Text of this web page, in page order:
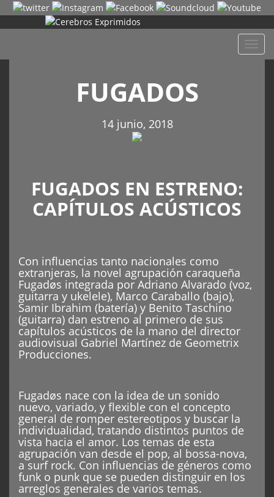
FUGADOS
14 junio, 2018
FUGADOS EN ESTRENO:
CAPÍTULOS ACÚSTICOS
Con influencias tanto nacionales como
extranjeras, la novel agrupación caraqueña
Fugadøs integrada por Adriano Alvarado (voz,
guitarra y ukelele), Marco Caraballo (bajo),
Samir Ibrahim (batería) y Benito Taschino
(guitarra) dan estreno al primero de sus
capítulos acústicos de la mano del director
audiovisual Gabriel Martínez de Geometrix
Producciones.
Fugadøs nace con la idea de un sonido
nuevo, variado, y flexible con el concepto
general de romper estereotipos y buscar la
individualidad, tratando distintos puntos de
vista hacia el amor. Los temas de esta
agrupación van desde el pop, al bossa-nova,
a surf rock. Con influencias de géneros como
funk o punk que se pueden distinguir en los
arreglos generales de varios temas.